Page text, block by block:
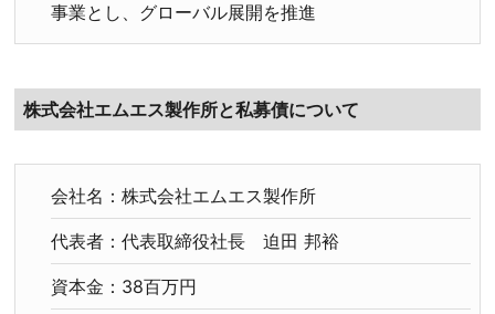
事業とし、グローバル展開を推進
株式会社エムエス製作所と私募債について
会社名：株式会社エムエス製作所
代表者：代表取締役社長 迫田 邦裕
資本金：38百万円